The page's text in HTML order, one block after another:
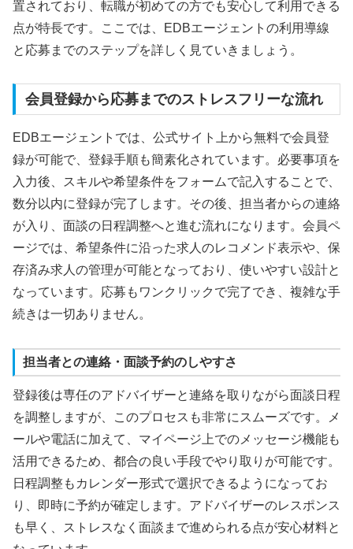
置されており、転職が初めての方でも安心して利用できる
点が特長です。ここでは、EDBエージェントの利用導線
と応募までのステップを詳しく見ていきましょう。
会員登録から応募までのストレスフリーな流れ
EDBエージェントでは、公式サイト上から無料で会員登
録が可能で、登録手順も簡素化されています。必要事項を
入力後、スキルや希望条件をフォームで記入することで、
数分以内に登録が完了します。その後、担当者からの連絡
が入り、面談の日程調整へと進む流れになります。会員ペ
ージでは、希望条件に沿った求人のレコメンド表示や、保
存済み求人の管理が可能となっており、使いやすい設計と
なっています。応募もワンクリックで完了でき、複雑な手
続きは一切ありません。
担当者との連絡・面談予約のしやすさ
登録後は専任のアドバイザーと連絡を取りながら面談日程
を調整しますが、このプロセスも非常にスムーズです。メ
ールや電話に加えて、マイページ上でのメッセージ機能も
活用できるため、都合の良い手段でやり取りが可能です。
日程調整もカレンダー形式で選択できるようになってお
り、即時に予約が確定します。アドバイザーのレスポンス
も早く、ストレスなく面談まで進められる点が安心材料と